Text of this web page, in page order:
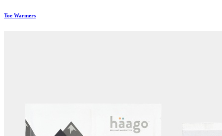
Toe Warmers